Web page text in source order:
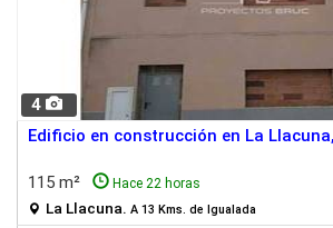
4
Edificio en construcción en La
115 m² Hace 22 horas
La Llacuna. A 13 Kms. de Igualada